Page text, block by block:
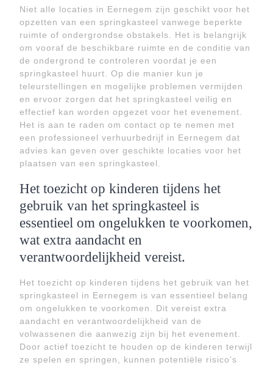
Niet alle locaties in Eernegem zijn geschikt voor het
opzetten van een springkasteel vanwege beperkte
ruimte of ondergrondse obstakels. Het is belangrijk
om vooraf de beschikbare ruimte en de conditie van
de ondergrond te controleren voordat je een
springkasteel huurt. Op die manier kun je
teleurstellingen en mogelijke problemen vermijden
en ervoor zorgen dat het springkasteel veilig en
effectief kan worden opgezet voor het evenement.
Het is aan te raden om contact op te nemen met
een professioneel verhuurbedrijf in Eernegem dat
advies kan geven over geschikte locaties voor het
plaatsen van een springkasteel.
Het toezicht op kinderen tijdens het
gebruik van het springkasteel is
essentieel om ongelukken te voorkomen,
wat extra aandacht en
verantwoordelijkheid vereist.
Het toezicht op kinderen tijdens het gebruik van het
springkasteel in Eernegem is van essentieel belang
om ongelukken te voorkomen. Dit vereist extra
aandacht en verantwoordelijkheid van de
volwassenen die aanwezig zijn bij het evenement.
Door actief toezicht te houden op de kinderen terwijl
ze spelen en springen, kunnen potentiële risico’s